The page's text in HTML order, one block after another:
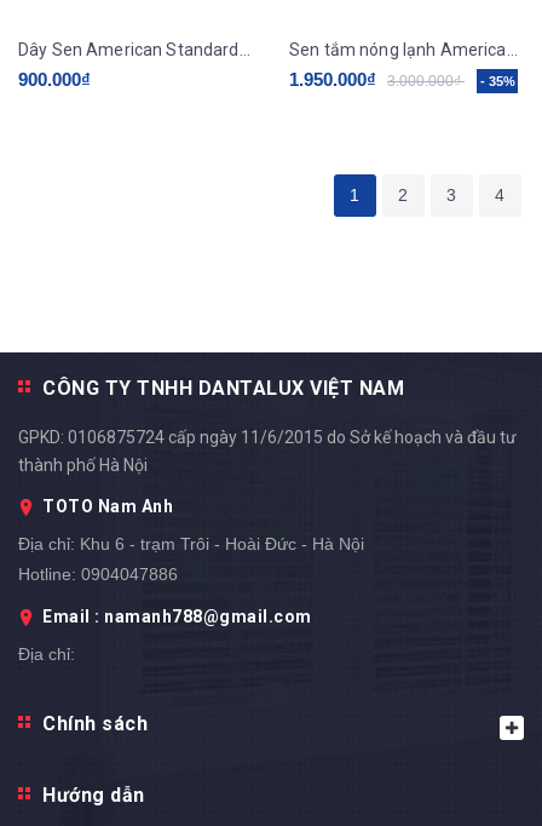
900.000₫ 1.950.000₫ 3.000.000₫ - 35%
1 2 3 4
CÔNG TY TNHH DANTALUX VIỆT NAM
GPKD: 0106875724 cấp ngày 11/6/2015 do Sở kế hoạch và đầu tư
thành phố Hà Nội
TOTO Nam Anh
Địa chỉ: Khu 6 - trạm Trôi - Hoài Đức - Hà Nội
Hotline: 0904047886
Email : namanh788@gmail.com
Địa chỉ: